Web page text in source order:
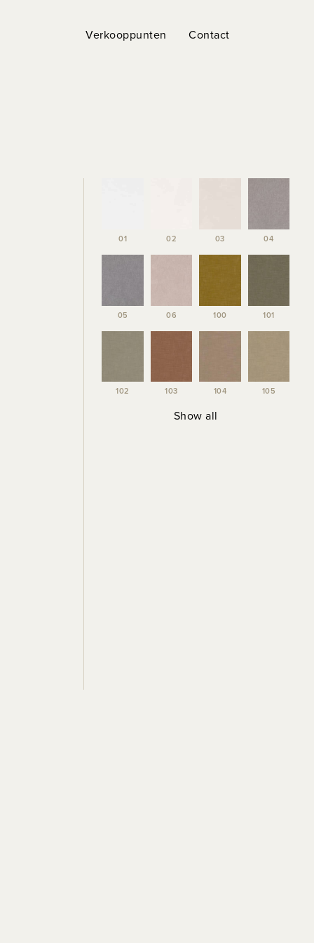
Verkooppunten Contact
01 02 03 04
05 06 100 101
102 103 104 105
Show all